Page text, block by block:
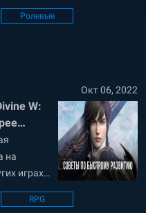
Ролевые
Окт 06, 2022
W:
на
играх
с мобами
RPG